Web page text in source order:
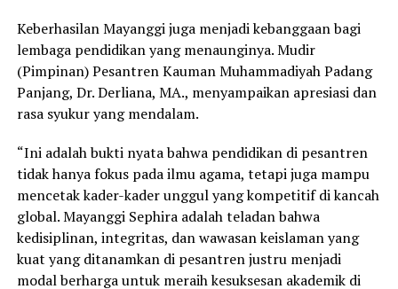
Keberhasilan Mayanggi juga menjadi kebanggaan bagi
lembaga pendidikan yang menaunginya. Mudir
(Pimpinan) Pesantren Kauman Muhammadiyah Padang
Panjang, Dr. Derliana, MA., menyampaikan apresiasi dan
rasa syukur yang mendalam.
“Ini adalah bukti nyata bahwa pendidikan di pesantren
tidak hanya fokus pada ilmu agama, tetapi juga mampu
mencetak kader-kader unggul yang kompetitif di kancah
global. Mayanggi Sephira adalah teladan bahwa
kedisiplinan, integritas, dan wawasan keislaman yang
kuat yang ditanamkan di pesantren justru menjadi
modal berharga untuk meraih kesuksesan akademik di